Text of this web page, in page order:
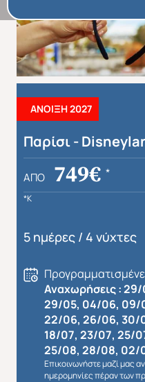
ΑΝΟΙΞΗ 2027
Παρίσι -
ΑΠΌ 749€ *
*K
5 ημέρες / 4 νύχτες
Αναχωρήσεις :
29/05, 04/06, 09/
22/06, 26/06, 30/
18/07, 23/07, 25/
25/08, 28/08, 02/
Επικοινωνήστε μαζί μας
ημερομηνίες πέραν των